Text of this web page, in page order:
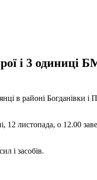
і 3 одиниці
в районі Богданівки і
листопада, о 12.00
і засобів.